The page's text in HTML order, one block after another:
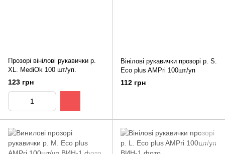
Прозорі вінілові рукавички р.
XL. MediOk 100 шт/уп.
123 грн
Вінілові рукавички прозорі р. S.
Eco plus AMPri 100шт/уп
112 грн